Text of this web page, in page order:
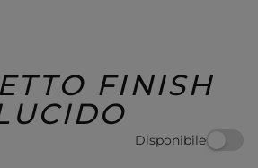
RegaloFINISH
Disponibile